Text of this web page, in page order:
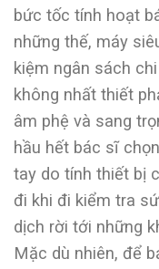
bức tốc tính hoạt
những thế, máy
kiệm ngân sách
không nhất thiết
âm phệ và sang
hầu hết bác sĩ
tay do tính thiết bị
đi khi đi kiểm tra
dịch rời tới những
Mặc dù nhiên, để